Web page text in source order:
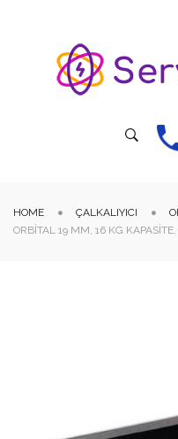
HOME ÇALKALIYICI
ORBITAL 19 MM, 16 KG